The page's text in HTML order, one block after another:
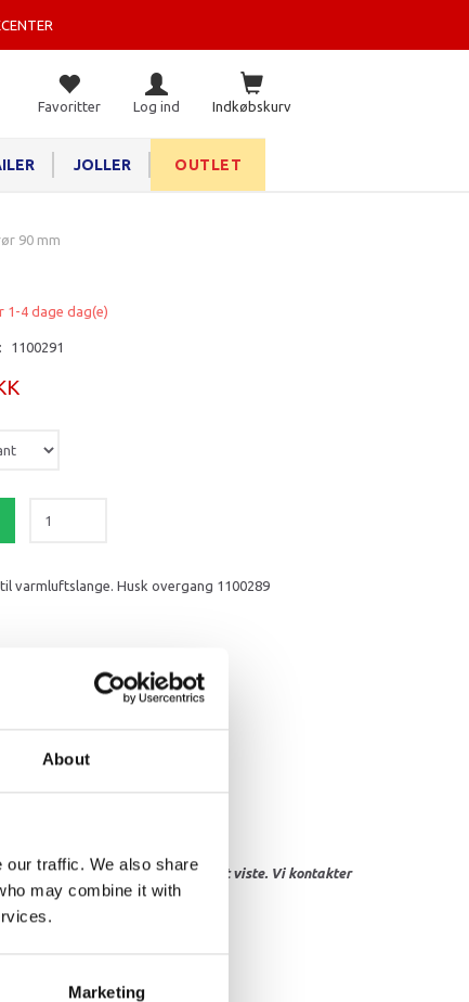
About
our traffic. We also share
may combine it with
Marketing
Indkøbskurv
Favoritter Log ind
JOLLER OUTLET
90 mm
1-4 dage dag(e)
1100291
varmluftslange. Husk overgang 1100289
eller hvor prisen afviger fra det viste. Vi kontakter